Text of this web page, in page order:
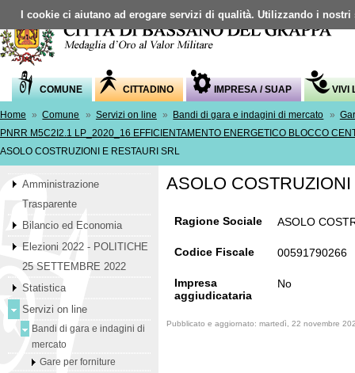
COMUNE CITTADINO IMPRESA / SUAP VIVI
Home » Comune » Servizi on line » Bandi di gara e indagini di mercato »
PNRR M5C2I2.1 LP_2020_16 EFFICIENTAMENTO ENERGETICO BLOCCO
ASOLO COSTRUZIONI E RESTAURI SRL
Amministrazione
Trasparente
Bilancio ed Economia
Elezioni 2022 - POLITICHE
25 SETTEMBRE 2022
Statistica
Servizi on line
Bandi di gara e indagini di
mercato
Gare per forniture
ASOLO
Ragione Sociale ASOLO
Codice Fiscale 00591790266
Impresa
aggiudicataria
No
Pubblicato e aggiornato: martedì, 22 novembre
I cookie ci aiutano ad erogare servizi di qualità. Utilizzando i